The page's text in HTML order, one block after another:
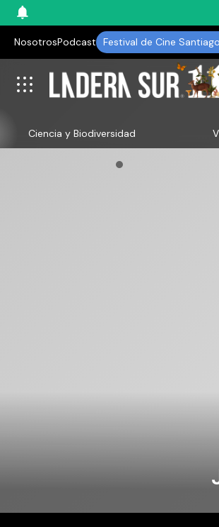
NosotrosPodcast Festival de Cine
Ciencia y Biodiversidad